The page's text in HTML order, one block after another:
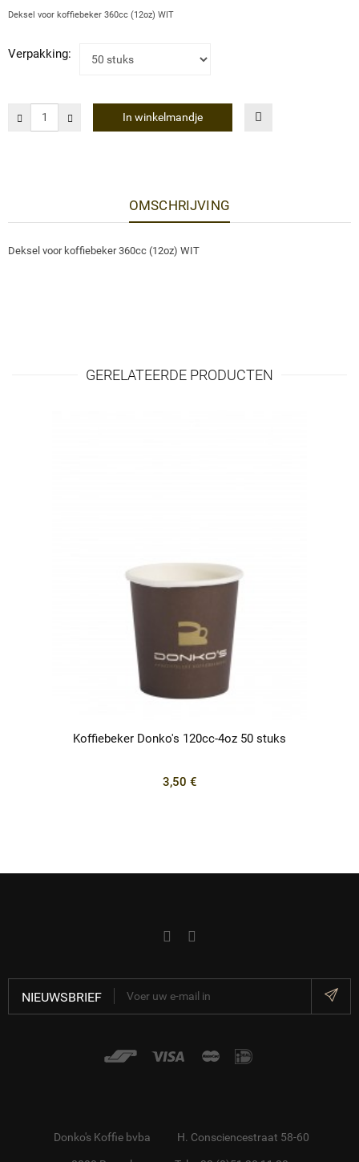
Deksel voor koffiebeker 360cc (12oz) WIT
Verpakking:
In winkelmandje
OMSCHRIJVING
Deksel voor koffiebeker 360cc (12oz) WIT
GERELATEERDE PRODUCTEN
Koffiebeker Donko's 120cc-4oz 50 stuks
3,50 €
NIEUWSBRIEF
Donko's Koffie bvba H. Consciencestraat 58-60